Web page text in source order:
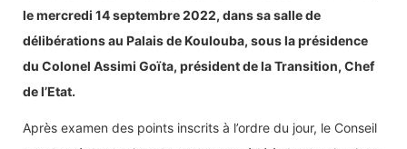
le mercredi 14 septembre 2022, dans sa salle de
délibérations au Palais de Koulouba, sous la présidence
du Colonel Assimi Goïta, président de la Transition, Chef
de l’Etat.
Après examen des points inscrits à l’ordre du jour, le Conseil